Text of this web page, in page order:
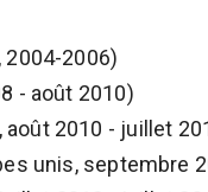
2004-2006)
- août 2010)
août 2010 - juillet
unis, septembre